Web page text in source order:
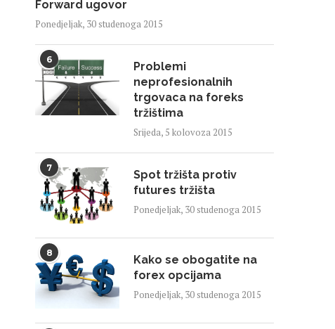
Forward ugovor
Ponedjeljak, 30 studenoga 2015
6
Problemi
neprofesionalnih
trgovaca na foreks
tržištima
Srijeda, 5 kolovoza 2015
7
Spot tržišta protiv
futures tržišta
Ponedjeljak, 30 studenoga 2015
8
Kako se obogatite na
forex opcijama
Ponedjeljak, 30 studenoga 2015